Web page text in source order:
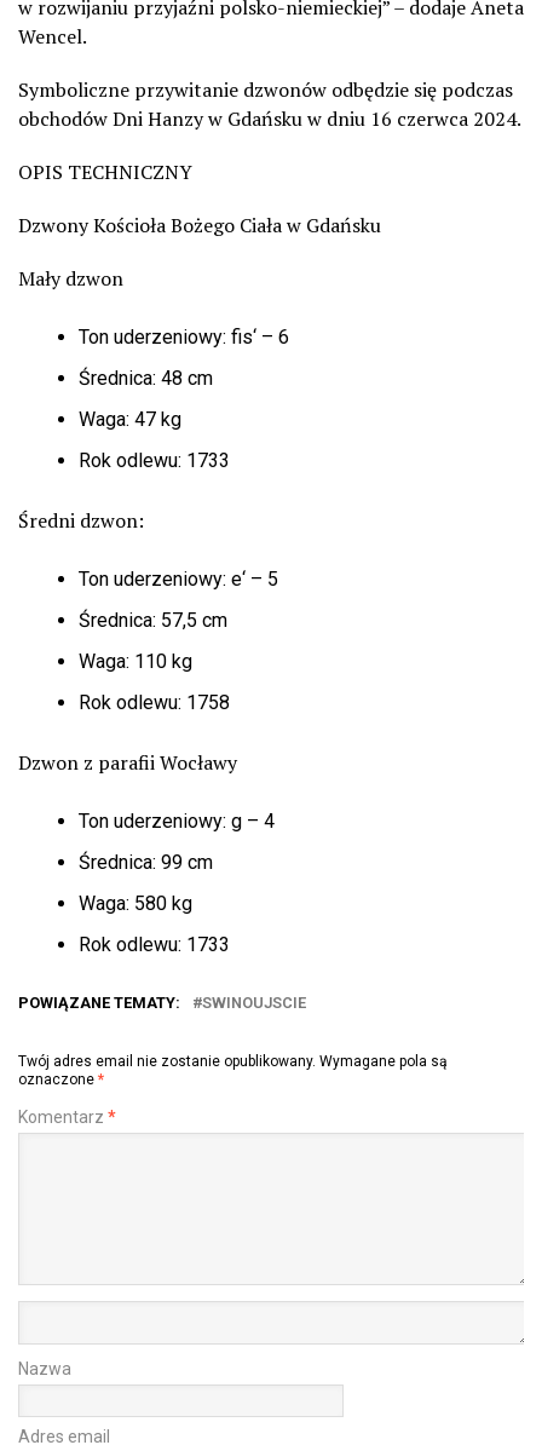
w rozwijaniu przyjaźni polsko-niemieckiej” – dodaje Aneta
Wencel.
Symboliczne przywitanie dzwonów odbędzie się podczas
obchodów Dni Hanzy w Gdańsku w dniu 16 czerwca 2024.
OPIS TECHNICZNY
Dzwony Kościoła Bożego Ciała w Gdańsku
Mały dzwon
Ton uderzeniowy: fis‘ – 6
Średnica: 48 cm
Waga: 47 kg
Rok odlewu: 1733
Średni dzwon:
Ton uderzeniowy: e‘ – 5
Średnica: 57,5 cm
Waga: 110 kg
Rok odlewu: 1758
Dzwon z parafii Wocławy
Ton uderzeniowy: g – 4
Średnica: 99 cm
Waga: 580 kg
Rok odlewu: 1733
POWIĄZANE TEMATY: SWINOUJSCIE
Twój adres email nie zostanie opublikowany. Wymagane pola są
oznaczone *
Komentarz *
Nazwa
Adres email